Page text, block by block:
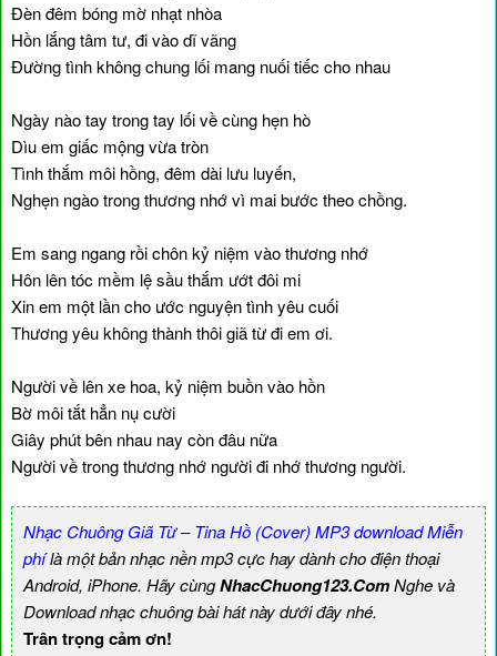
Đèn đêm bóng mờ nhạt nhòa
Hồn lắng tâm tư, đi vào dĩ vãng
Đường tình không chung lối mang nuối tiếc cho nhau
Ngày nào tay trong tay lối về cùng hẹn hò
Dìu em giấc mộng vừa tròn
Tình thắm môi hồng, đêm dài lưu luyến,
Nghẹn ngào trong thương nhớ vì mai bước theo chồng.
Em sang ngang rồi chôn kỷ niệm vào thương nhớ
Hôn lên tóc mềm lệ sầu thắm ướt đôi mi
Xin em một lần cho ước nguyện tình yêu cuối
Thương yêu không thành thôi giã từ đi em ơi.
Người về lên xe hoa, kỷ niệm buồn vào hồn
Bờ môi tắt hẳn nụ cười
Giây phút bên nhau nay còn đâu nữa
Người về trong thương nhớ người đi nhớ thương người.
Nhạc Chuông Giã Từ – Tina Hồ (Cover) MP3 download Miễn
phílà một bản nhạc nền mp3 cực hay dành cho điện thoại
Android, iPhone. Hãy cùngNhacChuong123.ComNghe và
Download nhạc chuông bài hát này dưới đây nhé.
Trân trọng cảm ơn!